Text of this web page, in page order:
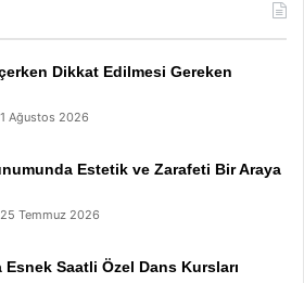
Dikkat Edilmesi Gereken
1 Ağustos 2026
Estetik ve Zarafeti Bir Araya
25 Temmuz 2026
Esnek Saatli Özel Dans Kursları